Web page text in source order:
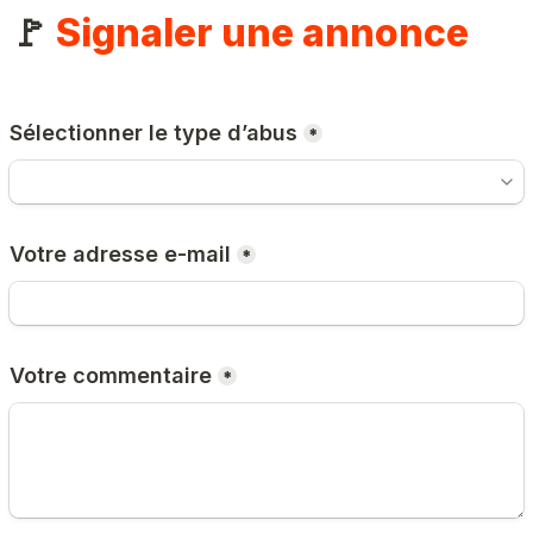
🚩 Signaler une annonce
Sélectionner le type d’abus *
Votre adresse e-mail *
Votre commentaire *